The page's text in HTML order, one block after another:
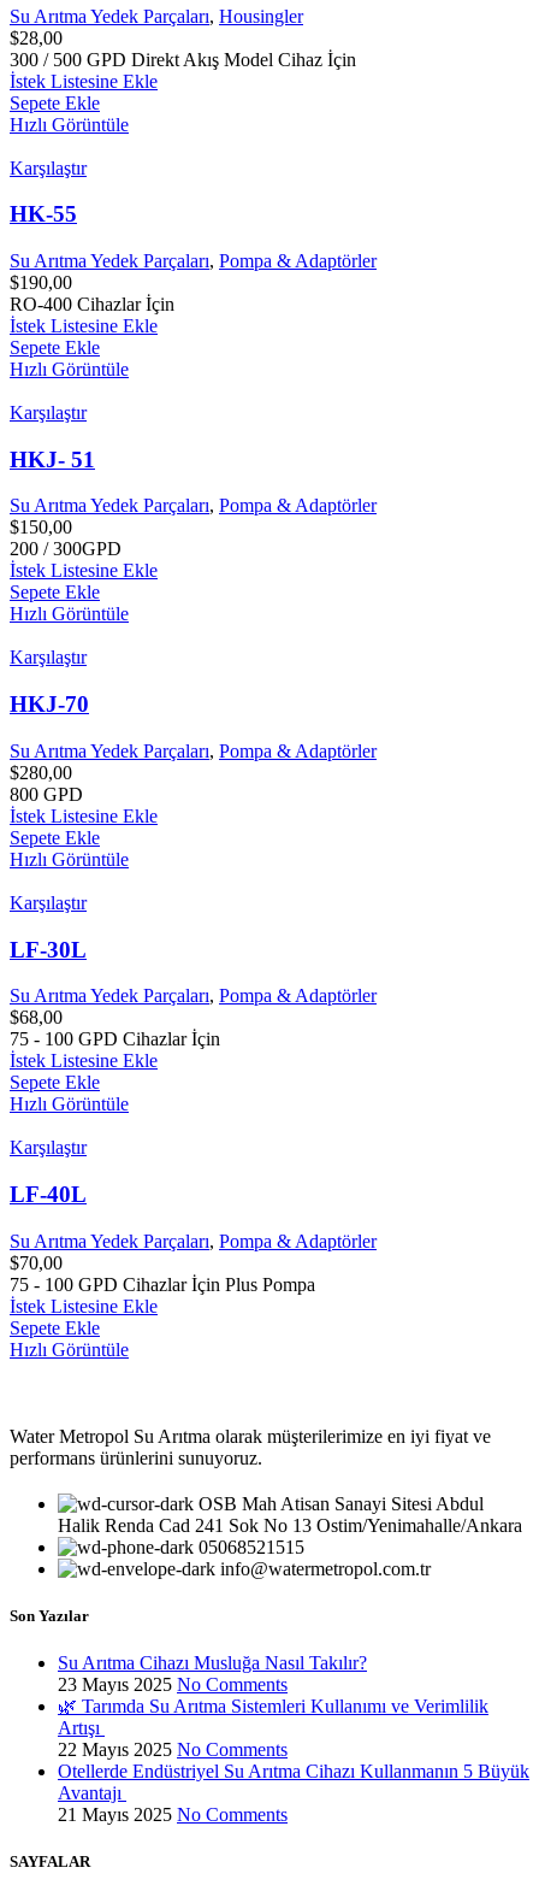
Su Arıtma Yedek Parçaları, Housingler
$28,00
300 / 500 GPD Direkt Akış Model Cihaz İçin
İstek Listesine Ekle
Sepete Ekle
Hızlı Görüntüle
Karşılaştır
HK-55
Su Arıtma Yedek Parçaları, Pompa & Adaptörler
$190,00
RO-400 Cihazlar İçin
İstek Listesine Ekle
Sepete Ekle
Hızlı Görüntüle
Karşılaştır
HKJ- 51
Su Arıtma Yedek Parçaları, Pompa & Adaptörler
$150,00
200 / 300GPD
İstek Listesine Ekle
Sepete Ekle
Hızlı Görüntüle
Karşılaştır
HKJ-70
Su Arıtma Yedek Parçaları, Pompa & Adaptörler
$280,00
800 GPD
İstek Listesine Ekle
Sepete Ekle
Hızlı Görüntüle
Karşılaştır
LF-30L
Su Arıtma Yedek Parçaları, Pompa & Adaptörler
$68,00
75 - 100 GPD Cihazlar İçin
İstek Listesine Ekle
Sepete Ekle
Hızlı Görüntüle
Karşılaştır
LF-40L
Su Arıtma Yedek Parçaları, Pompa & Adaptörler
$70,00
75 - 100 GPD Cihazlar İçin Plus Pompa
İstek Listesine Ekle
Sepete Ekle
Hızlı Görüntüle
Water Metropol Su Arıtma olarak müşterilerimize en iyi fiyat ve
performans ürünlerini sunuyoruz.
OSB Mah Atisan Sanayi Sitesi Abdul
Halik Renda Cad 241 Sok No 13 Ostim/Yenimahalle/Ankara
05068521515
info@watermetropol.com.tr
Son Yazılar
Su Arıtma Cihazı Musluğa Nasıl Takılır?
23 Mayıs 2025 No Comments
🌿 Tarımda Su Arıtma Sistemleri Kullanımı ve Verimlilik
Artışı
22 Mayıs 2025 No Comments
Otellerde Endüstriyel Su Arıtma Cihazı Kullanmanın 5 Büyük
Avantajı
21 Mayıs 2025 No Comments
SAYFALAR